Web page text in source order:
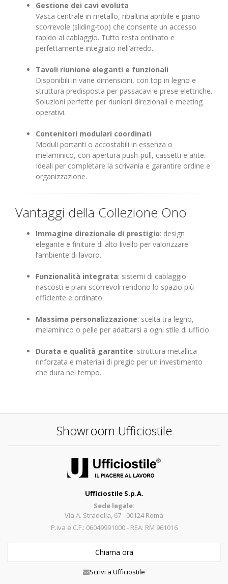
Gestione dei cavi evoluta
Vasca centrale in metallo, ribaltina apribile e piano
scorrevole (sliding-top) che consente un accesso
rapido al cablaggio. Tutto resta ordinato e
perfettamente integrato nell’arredo.
Tavoli riunione eleganti e funzionali
Disponibili in varie dimensioni, con top in legno e
struttura predisposta per passacavi e prese elettriche.
Soluzioni perfette per riunioni direzionali e meeting
operativi.
Contenitori modulari coordinati
Moduli portanti o accostabili in essenza o
melaminico, con apertura push-pull, cassetti e ante.
Ideali per completare la scrivania e garantire ordine e
organizzazione.
Vantaggi della Collezione Ono
Immagine direzionale di prestigio: design
elegante e finiture di alto livello per valorizzare
l’ambiente di lavoro.
Funzionalità integrata: sistemi di cablaggio
nascosti e piani scorrevoli rendono lo spazio più
efficiente e ordinato.
Massima personalizzazione: scelta tra legno,
melaminico o pelle per adattarsi a ogni stile di ufficio.
Durata e qualità garantite: struttura metallica
rinforzata e materiali di pregio per un investimento
che dura nel tempo.
Showroom Ufficiostile
Ufficiostile S.p.A.
Sede legale:
Via A. Stradella, 67 - 00124 Roma
P.iva e C.F.: 06049991000 - REA: RM 961016
Chiama ora
Scrivi a Ufficiostile